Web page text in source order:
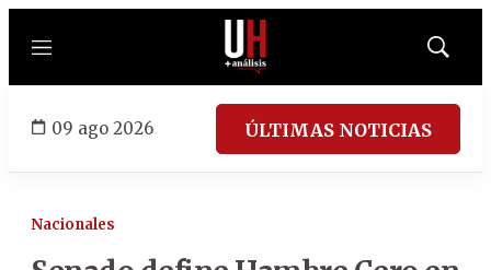
Menú
Mostrar
09 ago 2026 ÚLTIMAS NOTICIAS
Nacionales